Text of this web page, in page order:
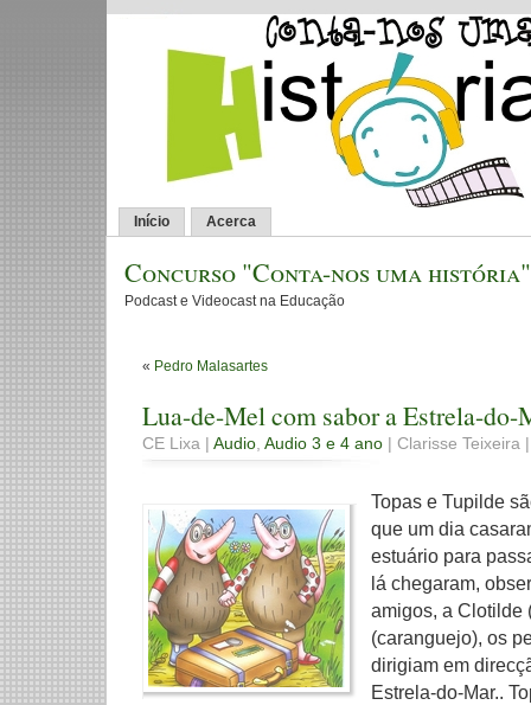
Início Acerca
Concurso "Conta-nos uma história"
Podcast e Videocast na Educação
« Pedro Malasartes
Lua-de-Mel com sabor a Estrela-do-
CE Lixa | Audio, Audio 3 e 4 ano | Clarisse Teixeira
Topas e Tupilde
que um dia
estuário para
lá chegaram,
amigos, a Clotilde
(caranguejo), os
dirigiam em
Estrela-do-Mar..